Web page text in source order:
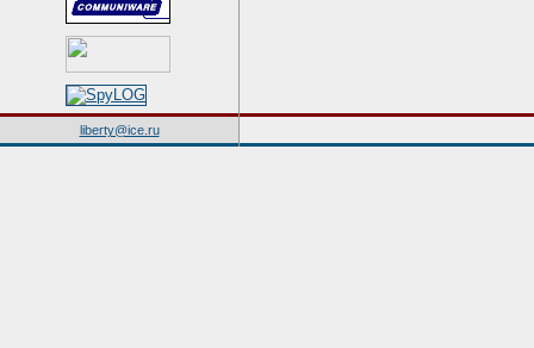
liberty@ice.ru